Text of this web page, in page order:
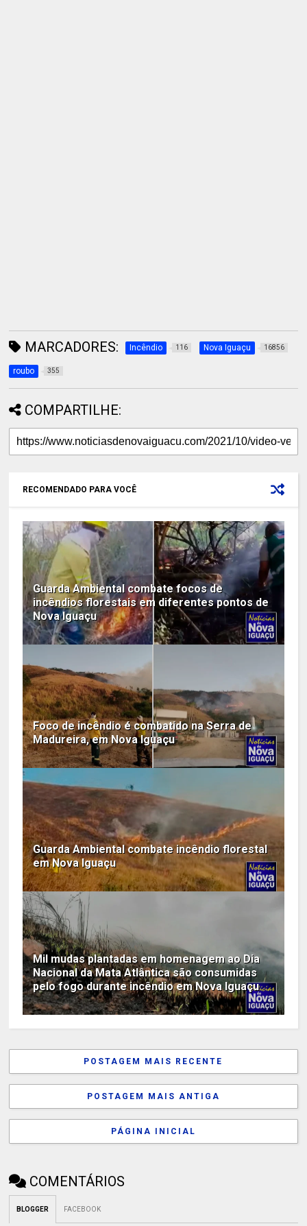
MARCADORES: Incêndio 116 Nova Iguaçu 16856
roubo 355
COMPARTILHE:
RECOMENDADO PARA VOCÊ
Guarda Ambiental combate focos de
incêndios florestais em diferentes pontos de
Nova Iguaçu
Foco de incêndio é combatido na Serra de
Madureira, em Nova Iguaçu
Guarda Ambiental combate incêndio florestal
em Nova Iguaçu
Mil mudas plantadas em homenagem ao Dia
Nacional da Mata Atlântica são consumidas
pelo fogo durante incêndio em Nova Iguaçu
POSTAGEM MAIS RECENTE
POSTAGEM MAIS ANTIGA
PÁGINA INICIAL
COMENTÁRIOS
BLOGGER FACEBOOK